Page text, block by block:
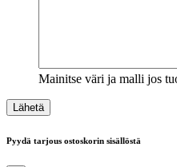
Mainitse väri ja malli jos
Pyydä tarjous ostoskorin sisällöstä